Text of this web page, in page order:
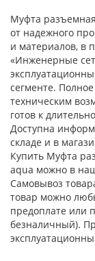
Муфта
от надежного
и материалов, в
«Инженерные
сегменте.
техническим
готов к
Доступна
складе и в
Купить Муфта
aqua можно в
Самовывоз
товар можно
предоплате или
безналичный).